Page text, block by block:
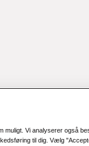
muligt. Vi analyserer også
til dig. Vælg